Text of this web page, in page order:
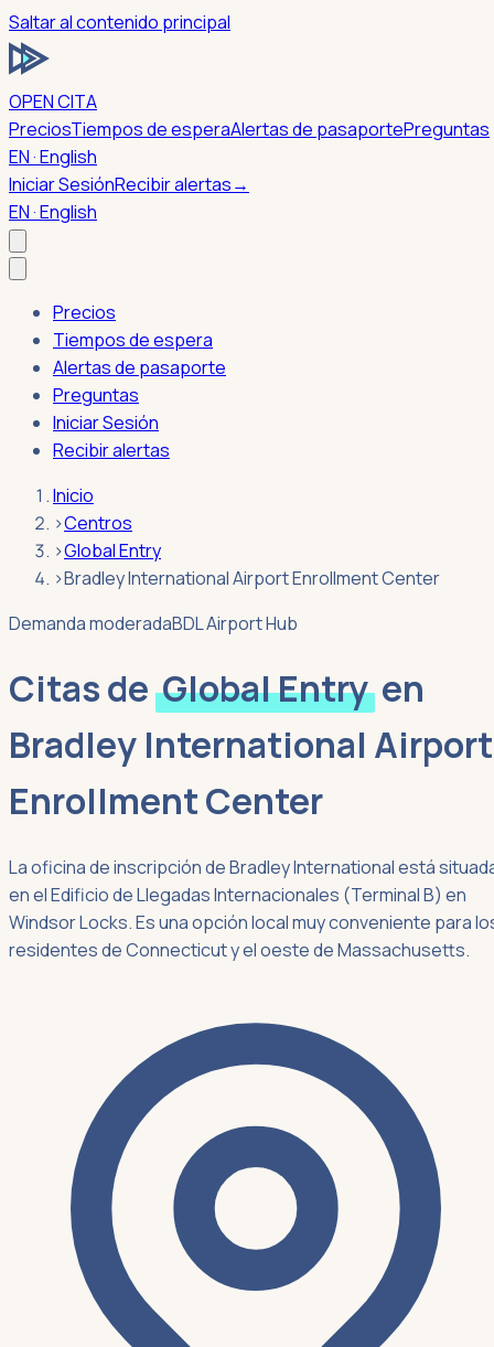
Saltar al contenido principal
OPEN CITA
PreciosTiempos de esperaAlertas de pasaportePreguntas
EN · English
Iniciar SesiónRecibir alertas→
EN · English
Precios
Tiempos de espera
Alertas de pasaporte
Preguntas
Iniciar Sesión
Recibir alertas
Inicio
›Centros
›Global Entry
›Bradley International Airport Enrollment Center
Demanda moderadaBDL Airport Hub
Citas de Global Entry en
Bradley International Airport
Enrollment Center
La oficina de inscripción de Bradley International está
en el Edificio de Llegadas Internacionales (Terminal B) en
Windsor Locks. Es una opción local muy conveniente para
residentes de Connecticut y el oeste de Massachusetts.